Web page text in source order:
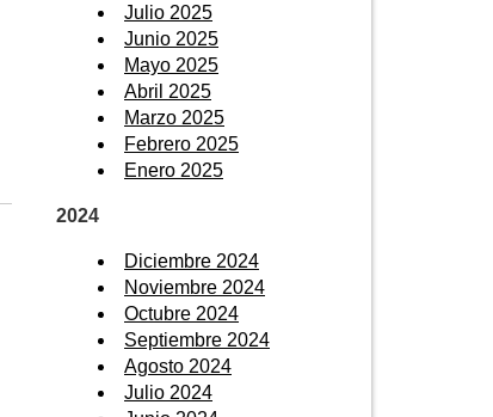
Julio 2025
Junio 2025
Mayo 2025
Abril 2025
Marzo 2025
Febrero 2025
Enero 2025
2024
Diciembre 2024
Noviembre 2024
Octubre 2024
Septiembre 2024
Agosto 2024
Julio 2024